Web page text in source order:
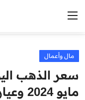
الرئيسية
اخبار مصر
مال وأعمال